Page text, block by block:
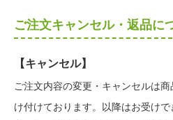
ご注文キャンセル・返品に
【キャンセル】
ご注文内容の変更・キャンセルは
け付けております。以降はお受けで